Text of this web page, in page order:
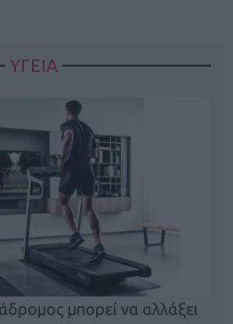
ΥΓΕΙΑ
μπορεί να αλλάξει